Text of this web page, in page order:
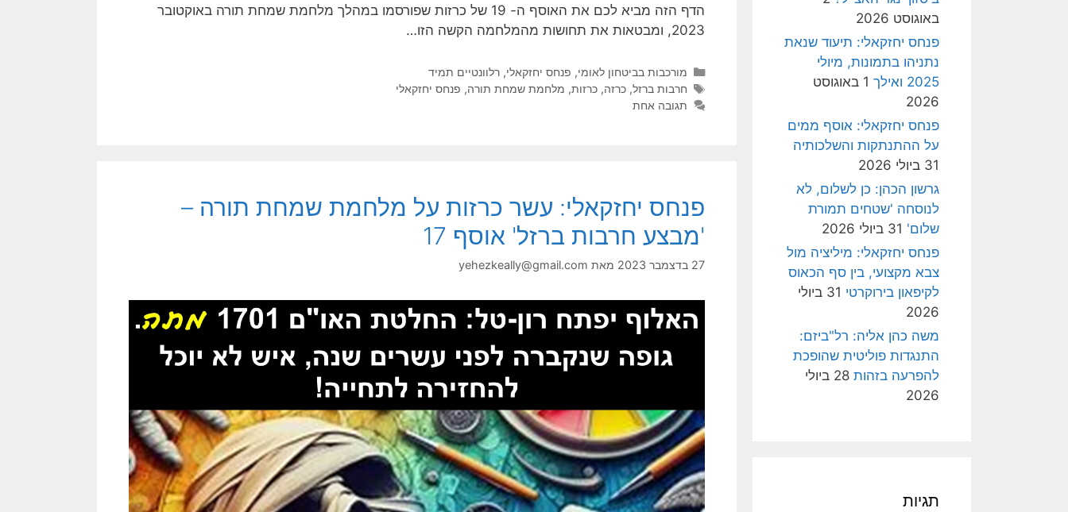
הדף הזה מביא לכם את האוסף ה- 19 של כרזות שפורסמו במהלך מלחמת שמחת תורה באוקטובר
2023, ומבטאות את תחושות מהמלחמה הקשה הזו…
קטגוריות
מורכבות בביטחון לאומי, פנחס יחזקאלי, רלוונטיים תמיד
תגיות
חרבות ברזל, כרזה, כרזות, מלחמת שמחת תורה, פנחס יחזקאלי
תגובה אחת
פנחס יחזקאלי: עשר כרזות על מלחמת שמחת תורה –
'מבצע חרבות ברזל' אוסף 17
27 בדצמבר 2023 מאת yehezkeally@gmail.com
באוגוסט 2026
פנחס יחזקאלי: תיעוד שנאת
נתניהו בתמונות, מיולי
2025 ואילך
1 באוגוסט
2026
פנחס יחזקאלי: אוסף ממים
על ההתנתקות והשלכותיה
31 ביולי 2026
גרשון הכהן: כן לשלום, לא
לנוסחה 'שטחים תמורת
שלום' 31 ביולי 2026
פנחס יחזקאלי: מיליציה מול
צבא מקצועי, בין סף הכאוס
לקיפאון בירוקרטי
31 ביולי
2026
משה כהן אליה: רל"ביזם:
התנגדות פוליטית שהופכת
להפרעה בזהות
28 ביולי
2026
תגיות